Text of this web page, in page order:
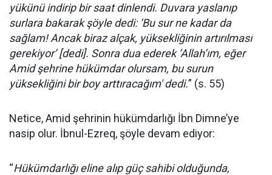
yükünü indirip bir saat dinlendi. Duvara yaslanıp
surlara bakarak şöyle dedi: ‘Bu sur ne kadar da
sağlam! Ancak biraz alçak, yüksekliğinin artırılması
gerekiyor’ [dedi]. Sonra dua ederek ‘Allah’ım, eğer
Amid şehrine hükümdar olursam, bu surun
yüksekliğini bir boy arttıracağım' dedi.” (s. 55)
Netice, Amid şehrinin hükümdarlığı İbn Dimne’ye
nasip olur. İbnul-Ezreq, şöyle devam ediyor:
“Hükümdarlığı eline alıp güç sahibi olduğunda,